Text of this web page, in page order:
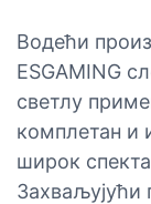
Водећи
ESGAMING
светлу
комплетан и
широк
Захваљујући